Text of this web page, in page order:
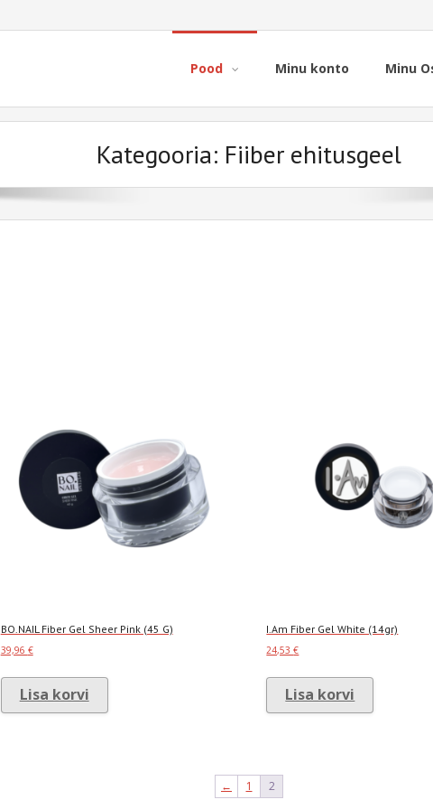
Pood Minu konto Minu
Kategooria: Fiiber ehitusgeel
BO.NAIL Fiber Gel Sheer Pink (45 G)
39,96 €
Lisa korvi
I.Am Fiber Gel White (14gr)
24,53€
Lisa korvi
← 1 2